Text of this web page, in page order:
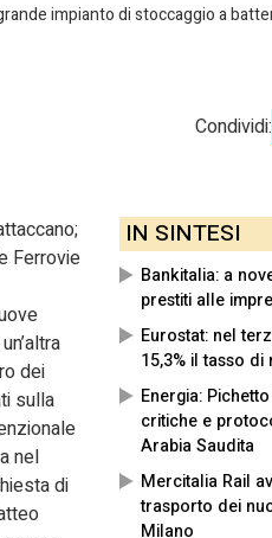
impianto di stoccaggio a
Condividi:
IN SINTESI
Bankitalia: a
prestiti alle
Eurostat: nel
15,3% il tasso
Energia:
critiche e
Arabia Saudita
Mercitalia Rail
trasporto dei
Milano
Ferrovie
dei
sulla
nel
di